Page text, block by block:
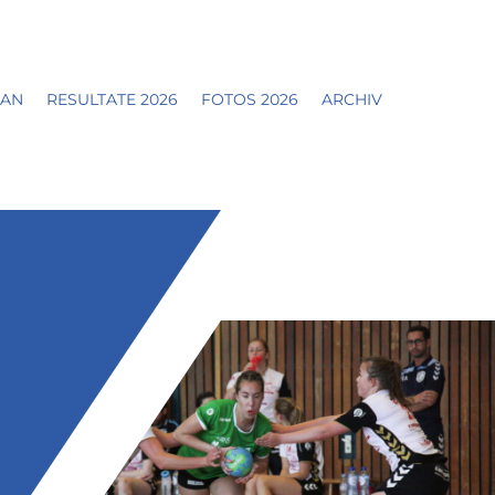
RESULTATE 2026 FOTOS 2026 ARCHIV